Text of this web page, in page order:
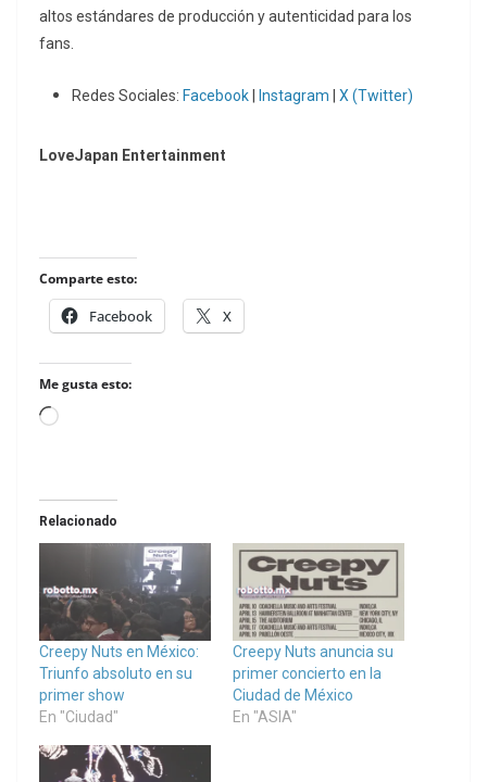
altos estándares de producción y autenticidad para los
fans.
Redes Sociales: Facebook Instagram X (Twitter)
LoveJapan Entertainment
Comparte esto:
Facebook X
Me gusta esto:
Loading…
Relacionado
Creepy Nuts en México:
Triunfo absoluto en su
primer show
En "Ciudad"
Creepy Nuts anuncia su
primer concierto en la
Ciudad de México
En "ASIA"